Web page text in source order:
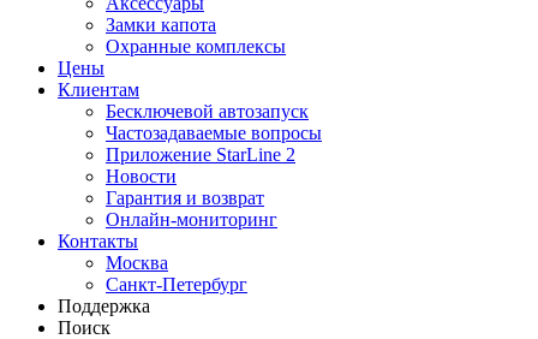
Замки капота
Охранные комплексы
Цены
Клиентам
Бесключевой автозапуск
Частозадаваемые вопросы
Приложение StarLine 2
Новости
Гарантия и возврат
Онлайн-мониторинг
Контакты
Москва
Санкт-Петербург
Поддержка
Поиск